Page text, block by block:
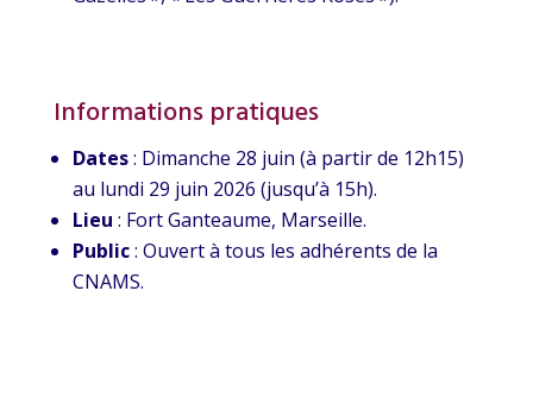
Informations pratiques
Dates: Dimanche 28 juin (à partir de 12h15)
au lundi 29 juin 2026 (jusqu’à 15h).
Lieu : Fort Ganteaume, Marseille.
Public: Ouvert à tous les adhérents de la
CNAMS.